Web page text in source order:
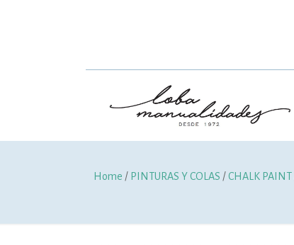
Home / PINTURAS Y COLAS /CHALK PAINT